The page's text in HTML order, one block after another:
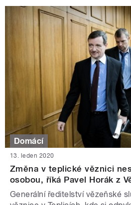
Domácí
13. leden 2020
Změna v teplické věznici
osobou, říká Pavel Horák z
Generální ředitelství vězeňské